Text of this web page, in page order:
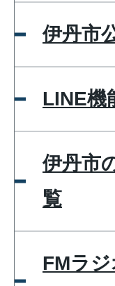
伊丹市
LINE機
伊丹市
覧
FMラ